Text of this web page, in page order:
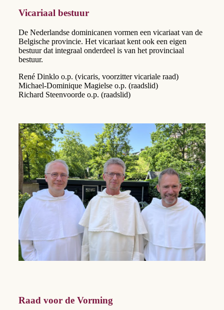
Vicariaal bestuur
De Nederlandse dominicanen vormen een vicariaat van de
Belgische provincie. Het vicariaat kent ook een eigen
bestuur dat integraal onderdeel is van het provinciaal
bestuur.
René Dinklo o.p. (vicaris, voorzitter vicariale raad)
Michael-Dominique Magielse o.p. (raadslid)
Richard Steenvoorde o.p. (raadslid)
Raad voor de Vorming